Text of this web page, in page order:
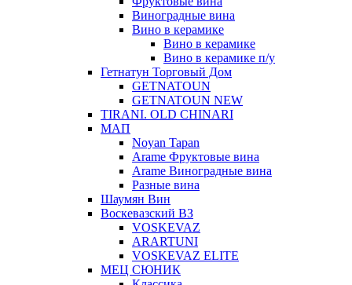
Виноградные вина
Вино в керамике
Вино в керамике
Вино в керамике п/у
Гетнатун Торговый Дом
GETNATOUN
GETNATOUN NEW
TIRANI. OLD CHINARI
МАП
Noyan Tapan
Arame Фруктовые вина
Arame Виноградные вина
Разные вина
Шаумян Вин
Воскевазский ВЗ
VOSKEVAZ
ARARTUNI
VOSKEVAZ ELITE
МЕЦ СЮНИК